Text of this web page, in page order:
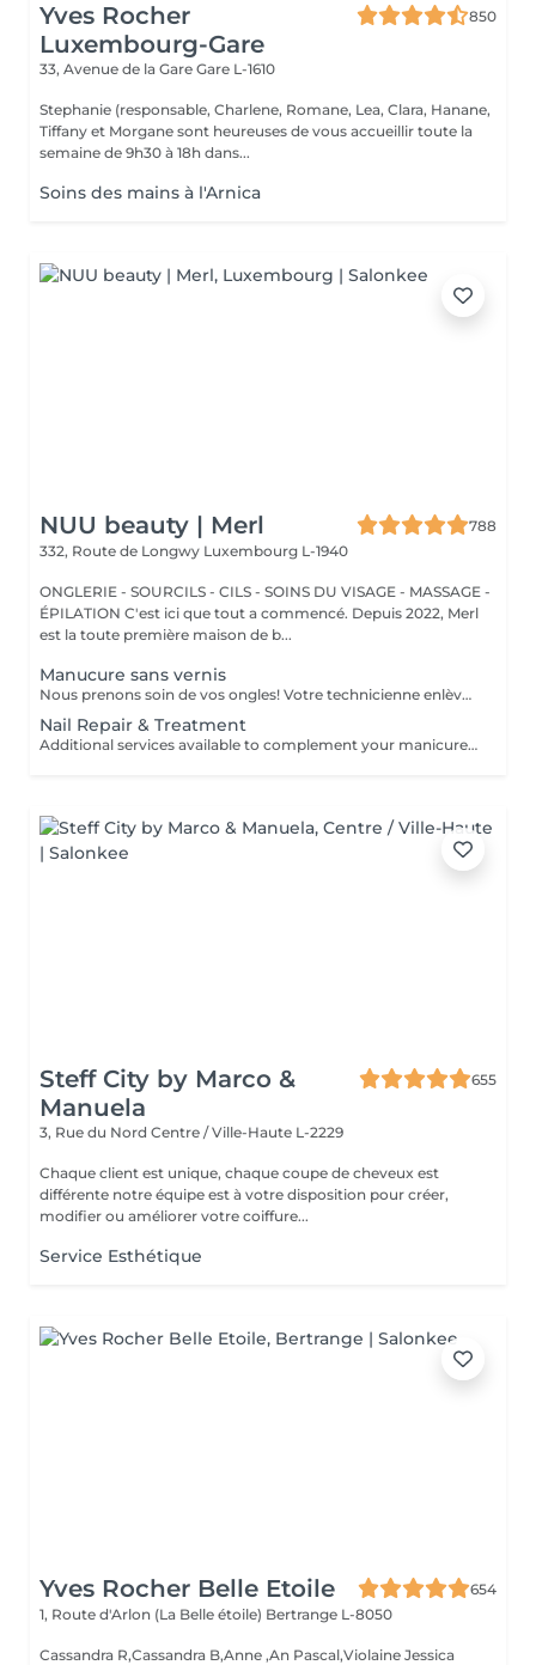
Yves Rocher
Luxembourg-Gare
850
33, Avenue de la Gare Gare L-1610
Stephanie (responsable, Charlene, Romane, Lea, Clara, Hanane,
Tiffany et Morgane sont heureuses de vous accueillir toute la
semaine de 9h30 à 18h dans...
Soins des mains à l'Arnica
NUU beauty | Merl
788
332, Route de Longwy Luxembourg L-1940
ONGLERIE - SOURCILS - CILS - SOINS DU VISAGE - MASSAGE -
ÉPILATION C'est ici que tout a commencé. Depuis 2022, Merl
est la toute première maison de b...
Manucure sans vernis
Nous prenons soin de vos ongles! Votre technicienne enlèvera délicatement les cellules mortes, façonnera et limera vos ongles, et polira la surface extérieure pour un fini lisse et naturel. Nos experts proposent des manucures à bords, hardware ou combinées, selon vos préférences. Comment se fait une manucure sans vernis? - la peau rugueuse est délicatement enlevée - la forme de la plaque de l'ongle est corrigée avec douceur - les cuticules et bords latéraux sont soigneusement traités - de l'huile nourrissante pour les cuticules et de la crème pour les mains sont appliquées pour nourrir et hydrater Limitations d'âge: recommandé à partir de 14 ans. Recommandations post-procédure: aucun soin particulier n'est nécessaire après cette procédure. Fréquence: une fois toutes les 3 semaines.
Nail Repair & Treatment
Additional services available to complement your manicure or as standalone treatments. Nail Repair per nail (during service) Minor repair of a single nail (small crack, local damage or broken nail). This option can be added multiple times if more than one nail requires repair. Charged at 3€ per nail for Manicure with Gel Polish services. Nail Repair per nail (walk-in) Repair of one nail without manicure or polish application. Suitable for clients booking a repair only. Onycholysis Treatment per nail Targeted care for nails affected by onycholysis. Performed without polish to support healthy nail recovery. IBX Nail Repair System Professional nail treatment designed to strengthen and restore natural nails. Can be booked alone or combined with gel removal for deeper repair. Gel Polish Removal Gentle and careful removal of gel polish.
Steff City by Marco &
Manuela
655
3, Rue du Nord Centre / Ville-Haute L-2229
Chaque client est unique, chaque coupe de cheveux est
différente notre équipe est à votre disposition pour créer,
modifier ou améliorer votre coiffure...
Service Esthétique
Yves Rocher Belle Etoile
654
1, Route d'Arlon (La Belle étoile) Bertrange L-8050
Cassandra R,Cassandra B,Anne ,An Pascal,Violaine Jessica